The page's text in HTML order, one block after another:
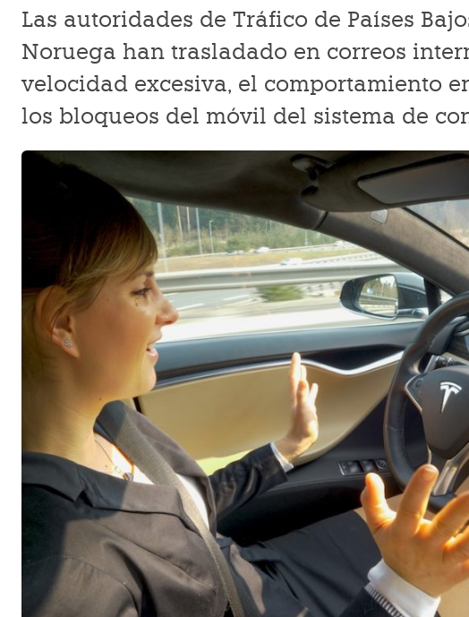
Las autoridades de Tráfico de Países
Noruega han trasladado en correos
velocidad excesiva, el comportamiento
los bloqueos del móvil del sistema de